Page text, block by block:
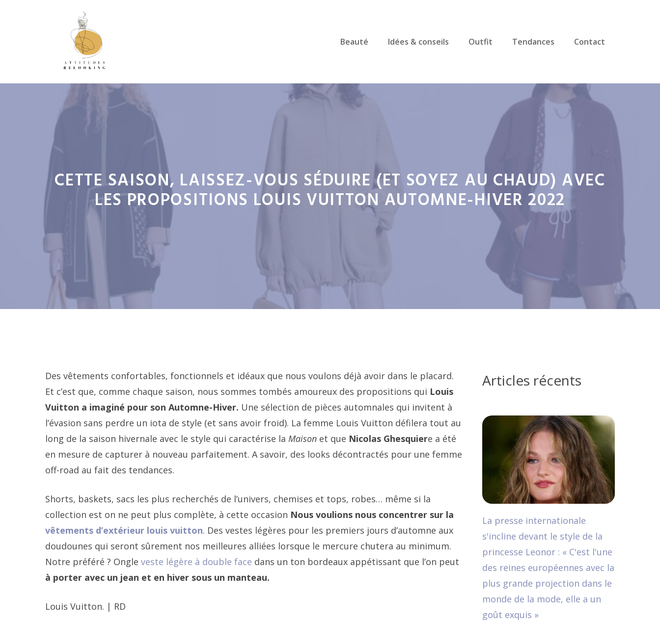
Beauté Idées & conseils Outfit Tendances Contact
CETTE SAISON, LAISSEZ-VOUS SÉDUIRE (ET SOYEZ AU CHAUD) AVEC
LES PROPOSITIONS LOUIS VUITTON AUTOMNE-HIVER 2022
Des vêtements confortables, fonctionnels et idéaux que nous voulons déjà avoir dans le placard.
Et c’est que, comme chaque saison, nous sommes tombés amoureux des propositions qui Louis
Vuitton a imaginé pour son Automne-Hiver. Une sélection de pièces automnales qui invitent à
l’évasion sans perdre un iota de style (et sans avoir froid). La femme Louis Vuitton défilera tout au
long de la saison hivernale avec le style qui caractérise la Maison et que Nicolas Ghesquiere a été
en mesure de capturer à nouveau parfaitement. A savoir, des looks décontractés pour une femme
off-road au fait des tendances.
Shorts, baskets, sacs les plus recherchés de l’univers, chemises et tops, robes… même si la
collection est on ne peut plus complète, à cette occasion Nous voulions nous concentrer sur la
vêtements d’extérieur louis vuitton. Des vestes légères pour les premiers jours d’automne aux
doudounes qui seront sûrement nos meilleures alliées lorsque le mercure chutera au minimum.
Notre préféré ? Ongle veste légère à double face dans un ton bordeaux appétissant que l’on peut
à porter avec un jean et en hiver sous un manteau.
Louis Vuitton. | RD
Articles récents
La presse internationale
s'incline devant le style de la
princesse Leonor : « C'est l'une
des reines européennes avec la
plus grande projection dans le
monde de la mode, elle a un
goût exquis »